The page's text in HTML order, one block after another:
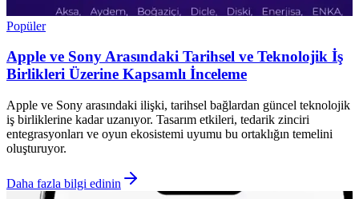
Popüler
Apple ve Sony Arasındaki Tarihsel ve Teknolojik İş
Birlikleri Üzerine Kapsamlı İnceleme
Apple ve Sony arasındaki ilişki, tarihsel bağlardan güncel teknolojik
iş birliklerine kadar uzanıyor. Tasarım etkileri, tedarik zinciri
entegrasyonları ve oyun ekosistemi uyumu bu ortaklığın temelini
oluşturuyor.
Daha fazla bilgi edinin